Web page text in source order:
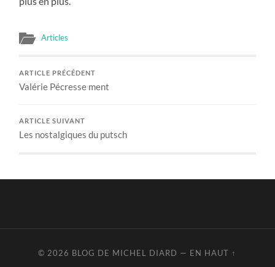
Articles
ARTICLE PRÉCÉDENT
Valérie Pécresse ment
ARTICLE SUIVANT
Les nostalgiques du putsch
© 2026 BLOG DE MICHEL DIARD — EN HAUT ↑